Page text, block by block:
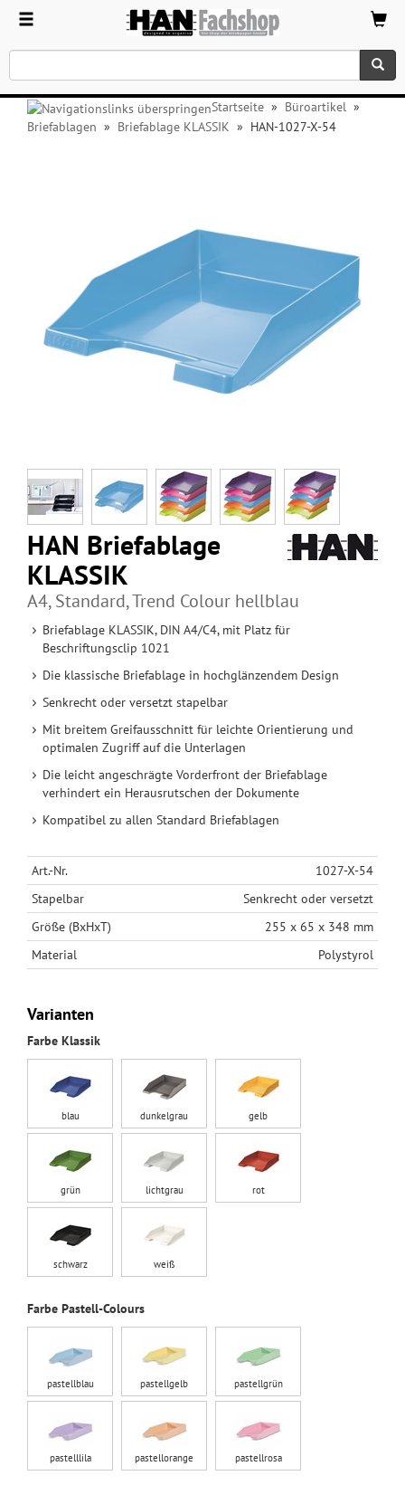
Startseite » Büroartikel »
Briefablagen » Briefablage KLASSIK » HAN-1027-X-54
HAN Briefablage
KLASSIK
A4, Standard, Trend Colour hellblau
Briefablage KLASSIK, DIN A4/C4, mit Platz für
Beschriftungsclip 1021
Die klassische Briefablage in hochglänzendem Design
Senkrecht oder versetzt stapelbar
Mit breitem Greifausschnitt für leichte Orientierung und
optimalen Zugriff auf die Unterlagen
Die leicht angeschrägte Vorderfront der Briefablage
verhindert ein Herausrutschen der Dokumente
Kompatibel zu allen Standard Briefablagen
Art.-Nr.
1027-X-54
Stapelbar
Senkrecht oder versetzt
Größe (BxHxT)
255 x 65 x 348 mm
Material
Polystyrol
Varianten
Farbe Klassik
blau dunkelgrau gelb
grün lichtgrau rot
schwarz weiß
Farbe Pastell-Colours
pastellblau pastellgelb pastellgrün
pastelllila pastellorange pastellrosa